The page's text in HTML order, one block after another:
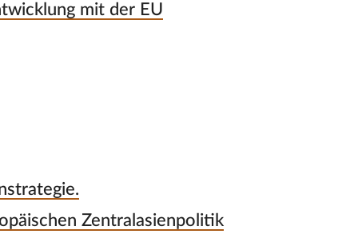
mit der EU
Zentralasienpolitik